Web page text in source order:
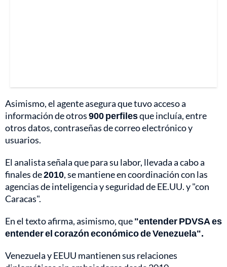
Asimismo, el agente asegura que tuvo acceso a
información de otros900 perfilesque incluía, entre
otros datos, contraseñas de correo electrónico y
usuarios.
El analista señala que para su labor, llevada a cabo a
finales de2010, se mantiene en coordinación con las
agencias de inteligencia y seguridad de EE.UU. y "con
Caracas".
En el texto afirma, asimismo, que"entender PDVSA es
entender el corazón económico de Venezuela".
Venezuela y EEUU mantienen sus relaciones